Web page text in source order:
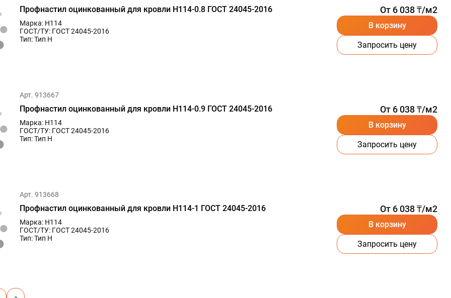
Профнастил оцинкованный для кровли Н114-0.8 ГОСТ 24045-2016
Марка: Н114
ГОСТ/ТУ: ГОСТ 24045-2016
Тип: Тип Н
От 6 038 ₸/м2
В корзину
Запросить цену
Арт. 913667
Профнастил оцинкованный для кровли Н114-0.9 ГОСТ 24045-2016
Марка: Н114
ГОСТ/ТУ: ГОСТ 24045-2016
Тип: Тип Н
От 6 038 ₸/м2
В корзину
Запросить цену
Арт. 913668
Профнастил оцинкованный для кровли Н114-1 ГОСТ 24045-2016
Марка: Н114
ГОСТ/ТУ: ГОСТ 24045-2016
Тип: Тип Н
От 6 038 ₸/м2
В корзину
Запросить цену